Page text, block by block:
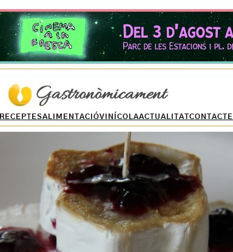
RECEPTESALIMENTACIÓVINÍCOLAACTUALITATCONTACTE